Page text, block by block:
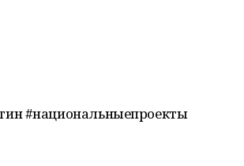
#национальныепроекты